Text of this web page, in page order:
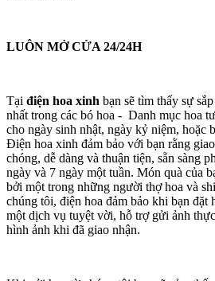
LUÔN MỞ CỬA 24/24H
Tại điện hoa xinh bạn sẽ tìm thấy sự
nhất trong các bó hoa - Danh mục hoa
cho ngày sinh nhật, ngày kỷ niệm, hoặc
Điện hoa xinh đảm bảo với bạn rằng
chóng, dễ dàng và thuận tiện, sẵn sàng
ngày và 7 ngày một tuần. Món quà của
bởi một trong những người thợ hoa và
chúng tôi, điện hoa đảm bảo khi bạn đặt
một dịch vụ tuyệt vời, hỗ trợ gửi ảnh
hình ảnh khi đã giao nhận.